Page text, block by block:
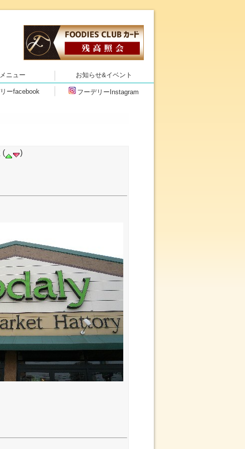
セレクトしたスーパーマーケット
ニュー お知らせ&イベント
ーfacebook フーデリーInstagram
(
)